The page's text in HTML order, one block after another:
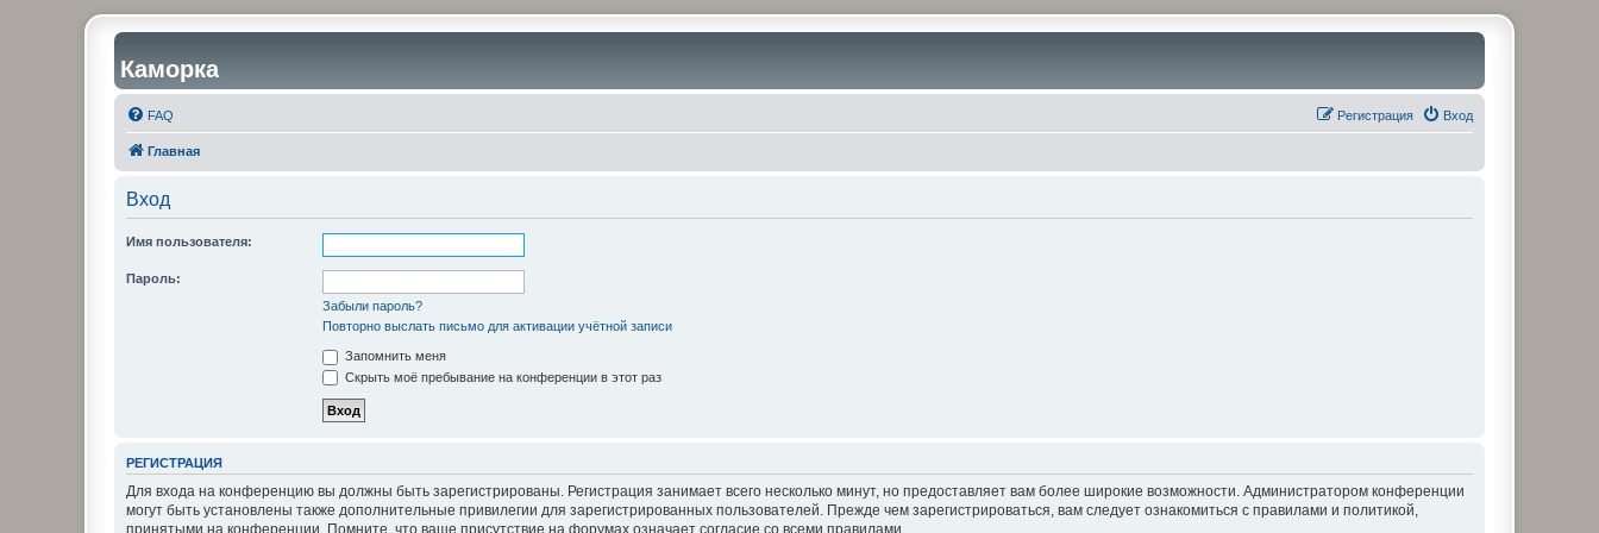
Каморка
FAQ Вход
Регистрация
Главная
Вход
Имя пользователя:
Пароль:
Забыли пароль?
Повторно выслать письмо для активации учётной записи
Запомнить меня
Скрыть моё пребывание на конференции в этот раз
РЕГИСТРАЦИЯ
Для входа на конференцию вы должны быть зарегистрированы. Регистрация занимает всего несколько минут, но предоставляет вам более широкие возможности. Администратором конференции
могут быть установлены также дополнительные привилегии для зарегистрированных пользователей. Прежде чем зарегистрироваться, вам следует ознакомиться с правилами и политикой,
принятыми на конференции. Помните, что ваше присутствие на форумах означает согласие со всеми правилами.